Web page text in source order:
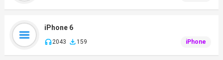
iPhone 6
2043 159 iPhone